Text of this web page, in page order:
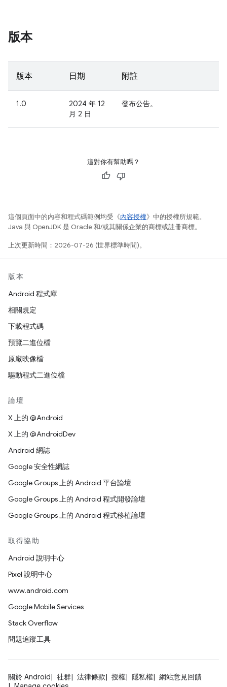
版本
版本 日期 附註
1.0
2024 年 12
月 2 日
發布公告。
這對你有幫助嗎？
這個頁面中的內容和程式碼範例均受《內容授權》中的授權所規範。
Java 與 OpenJDK 是 Oracle 和/或其關係企業的商標或註冊商標。
上次更新時間：2026-07-26 (世界標準時間)。
版本
Android 程式庫
相關規定
下載程式碼
預覽二進位檔
原廠映像檔
驅動程式二進位檔
論壇
X 上的 @Android
X 上的 @AndroidDev
Android 網誌
Google 安全性網誌
Google Groups 上的 Android 平台論壇
Google Groups 上的 Android 程式開發論壇
Google Groups 上的 Android 程式移植論壇
取得協助
Android 說明中心
Pixel 說明中心
www.android.com
Google Mobile Services
Stack Overflow
問題追蹤工具
關於 Android 社群 法律條款 授權 隱私權
網站意見回饋